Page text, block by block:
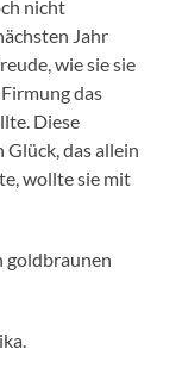
nicht
Jahr
wie sie sie
das
Diese
das allein
wollte sie mit
goldbraunen